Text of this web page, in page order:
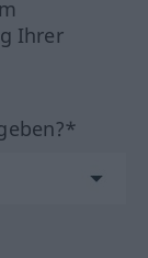
Ihrer